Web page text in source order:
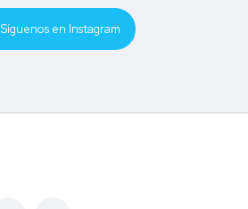
Síguenos en Instagram